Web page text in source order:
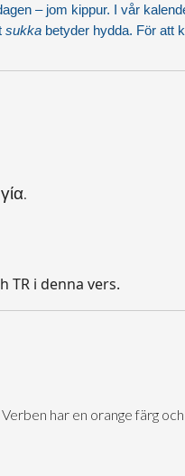
– jom kippur. I vår
sukka betyder hydda. För att
TR i denna vers.
har en orange färg